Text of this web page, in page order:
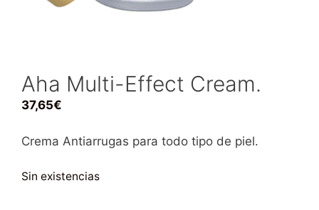
Aha Multi-Effect Cream.
37,65€
Crema Antiarrugas para todo tipo de piel.
Sin existencias